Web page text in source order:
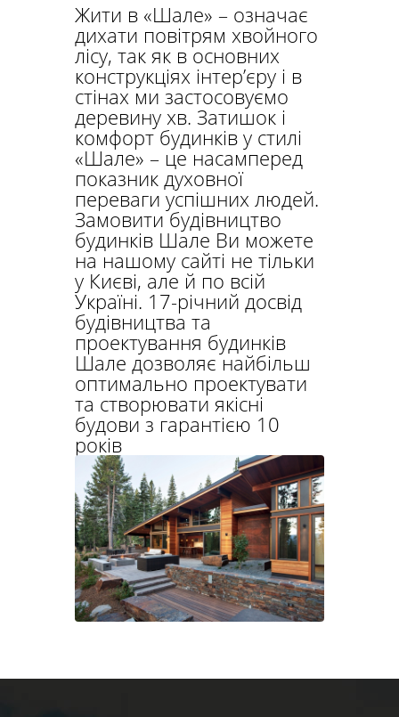
Жити в «Шале» – означає
дихати повітрям хвойного
лісу, так як в основних
конструкціях інтер’єру і в
стінах ми застосовуємо
деревину хв. Затишок і
комфорт будинків у стилі
«Шале» – це насамперед
показник духовної
переваги успішних людей.
Замовити будівництво
будинків Шале Ви можете
на нашому сайті не тільки
у Києві, але й по всій
Україні. 17-річний досвід
будівництва та
проектування будинків
Шале дозволяє найбільш
оптимально проектувати
та створювати якісні
будови з гарантією 10
років